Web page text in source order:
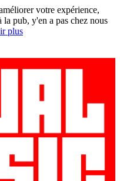
votre expérience,
la pub, y'en a pas chez nous
plus